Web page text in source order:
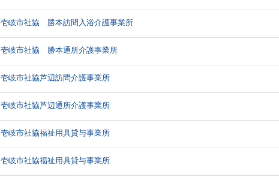
壱岐市社協 勝本訪問入浴介護事業所
壱岐市社協 勝本通所介護事業所
壱岐市社協芦辺訪問介護事業所
壱岐市社協芦辺通所介護事業所
壱岐市社協福祉用具貸与事業所
壱岐市社協福祉用具貸与事業所